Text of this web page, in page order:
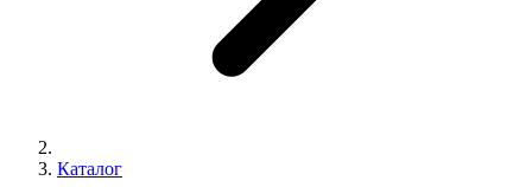
Каталог